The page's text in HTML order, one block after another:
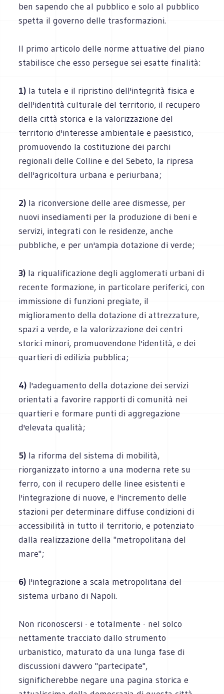
ben sapendo che al pubblico e solo al pubblico
spetta il governo delle trasformazioni.
Il primo articolo delle norme attuative del piano
stabilisce che esso persegue sei esatte finalità:
1) la tutela e il ripristino dell'integrità fisica e
dell'identità culturale del territorio, il recupero
della città storica e la valorizzazione del
territorio d'interesse ambientale e paesistico,
promuovendo la costituzione dei parchi
regionali delle Colline e del Sebeto, la ripresa
dell'agricoltura urbana e periurbana;
2) la riconversione delle aree dismesse, per
nuovi insediamenti per la produzione di beni e
servizi, integrati con le residenze, anche
pubbliche, e per un'ampia dotazione di verde;
3) la riqualificazione degli agglomerati urbani di
recente formazione, in particolare periferici, con
immissione di funzioni pregiate, il
miglioramento della dotazione di attrezzature,
spazi a verde, e la valorizzazione dei centri
storici minori, promuovendone l'identità, e dei
quartieri di edilizia pubblica;
4) l'adeguamento della dotazione dei servizi
orientati a favorire rapporti di comunità nei
quartieri e formare punti di aggregazione
d'elevata qualità;
5) la riforma del sistema di mobilità,
riorganizzato intorno a una moderna rete su
ferro, con il recupero delle linee esistenti e
l'integrazione di nuove, e l'incremento delle
stazioni per determinare diffuse condizioni di
accessibilità in tutto il territorio, e potenziato
dalla realizzazione della "metropolitana del
mare";
6) l'integrazione a scala metropolitana del
sistema urbano di Napoli.
Non riconoscersi - e totalmente - nel solco
nettamente tracciato dallo strumento
urbanistico, maturato da una lunga fase di
discussioni davvero "partecipate",
significherebbe negare una pagina storica e